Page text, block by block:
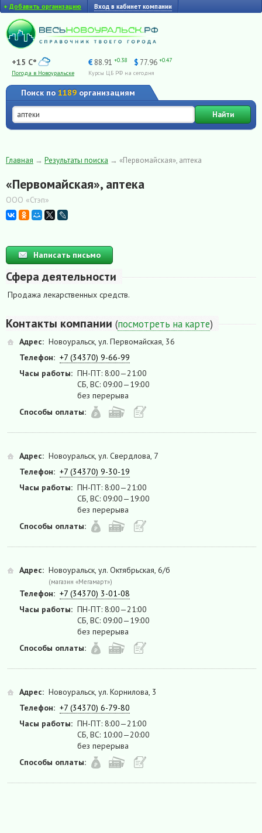
+ Добавить организацию Вход в кабинет компании
+15 C°
Погода в Новоуральске
€ 88.91 +0.38 $ 77.96 +0.47
Курсы ЦБ РФ на сегодня
Поиск по 1189 организациям
Найти
Главная → Результаты поиска → «Первомайская», аптека
«Первомайская», аптека
ООО «Стэп»
Написать письмо
Сфера деятельности
Продажа лекарственных средств.
Контакты компании (посмотреть на карте)
Адрес: Новоуральск, ул. Первомайская, 36
Телефон: +7 (34370) 9-66-99
Часы работы: ПН-ПТ: 8:00—21:00
СБ, ВС: 09:00—19:00
без перерыва
Способы оплаты:
Адрес: Новоуральск, ул. Свердлова, 7
Телефон: +7 (34370) 9-30-19
Часы работы: ПН-ПТ: 8:00—21:00
СБ, ВС: 09:00—19:00
без перерыва
Способы оплаты:
Адрес: Новоуральск, ул. Октябрьская, 6/б
(магазин «Мегамарт»)
Телефон: +7 (34370) 3-01-08
Часы работы: ПН-ПТ: 8:00—21:00
СБ, ВС: 09:00—19:00
без перерыва
Способы оплаты:
Адрес: Новоуральск, ул. Корнилова, 3
Телефон: +7 (34370) 6-79-80
Часы работы: ПН-ПТ: 8:00—21:00
СБ, ВС: 10:00—20:00
без перерыва
Способы оплаты: